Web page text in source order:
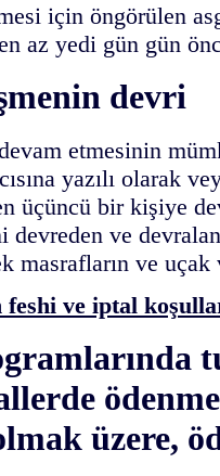
için öngörülen
az yedi gün gün
devri
etmesinin
yazılı olarak
üçüncü bir kişiye
devreden ve
masrafların ve
feshi ve iptal
üzere,